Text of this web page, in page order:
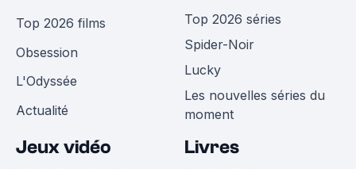
Top 2026 films
Obsession
L'Odyssée
Actualité
Top 2026 séries
Spider-Noir
Lucky
Les nouvelles séries du
moment
Jeux vidéo Livres